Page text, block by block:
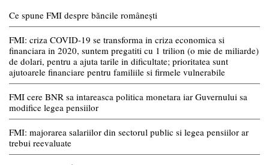
Ce spune FMI despre băncile românești
FMI: criza COVID-19 se transforma in criza economica si
financiara in 2020, suntem pregatiti cu 1 trilion (o mie de miliarde)
de dolari, pentru a ajuta tarile in dificultate; prioritatea sunt
ajutoarele financiare pentru familiile si firmele vulnerabile
FMI cere BNR sa intareasca politica monetara iar Guvernului sa
modifice legea pensiilor
FMI: majorarea salariilor din sectorul public si legea pensiilor ar
trebui reevaluate